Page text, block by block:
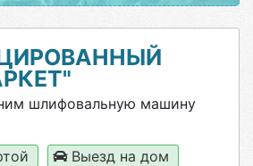
шлифовальную машину
Выезд на дом